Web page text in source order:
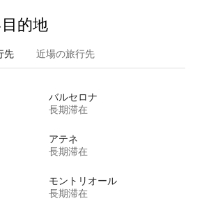
的⁠地
先 近場の旅行先
バルセロナ
長期滞在
アテネ
長期滞在
モントリオール
長期滞在